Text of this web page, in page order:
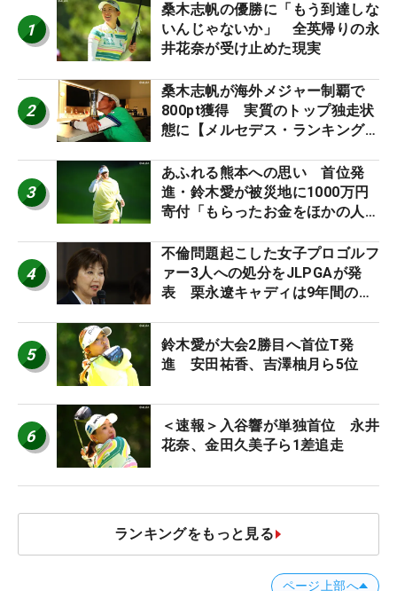
1
桑木志帆の優勝に「もう到達しな
いんじゃないか」 全英帰りの永
井花奈が受け止めた現実
2
桑木志帆が海外メジャー制覇で
800pt獲得 実質のトップ独走状
態に【メルセデス・ランキング番
3
あふれる熊本への思い 首位発
進・鈴木愛が被災地に1000万円
寄付「もらったお金をほかの人
4
不倫問題起こした女子プロゴルフ
ァー3人への処分をJLPGAが発
表 栗永遼キャディは9年間の立
5
鈴木愛が大会2勝目へ首位T発
進 安田祐香、吉澤柚月ら5位
6
＜速報＞入谷響が単独首位 永井
花奈、金田久美子ら1差追走
ランキングをもっと見る
ページ上部へ